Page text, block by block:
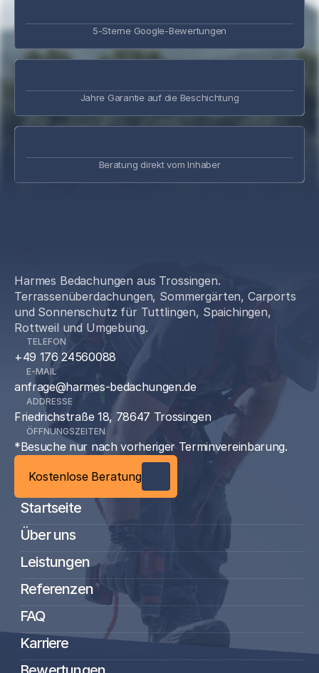
5-Sterne Google-Bewertungen
Jahre Garantie auf die Beschichtung
Beratung direkt vom Inhaber
Harmes Bedachungen aus Trossingen.
Terrassenüberdachungen, Sommergärten, Carports
und Sonnenschutz für Tuttlingen, Spaichingen,
Rottweil und Umgebung.
TELEFON
+49 176 24560088
E-MAIL
anfrage@harmes-bedachungen.de
ADDRESSE
Friedrichstraße 18, 78647 Trossingen
ÖFFNUNGSZEITEN
*Besuche nur nach vorheriger Terminvereinbarung.
Kostenlose Beratung
Startseite
Über uns
Leistungen
Referenzen
FAQ
Karriere